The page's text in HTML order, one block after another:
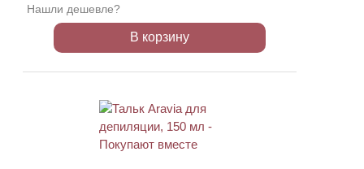
Нашли дешевле?
В корзину